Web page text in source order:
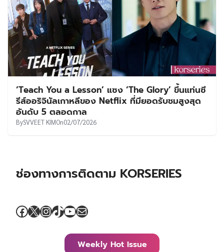
‘Teach You a Lesson’ แซง ‘The Glory’ ขึ้นแท่นซี
รีส์ออริจินัลเกาหลีของ Netflix ที่มียอดรับชมสูงสุด
อันดับ 5 ตลอดกาล
BySVVEET KIMOn02/07/2026
ช่องทางการติดตาม KORSERIES
Facebook
X Instagram
TikTok
YouTube
Mail
Weekly Hot Issue